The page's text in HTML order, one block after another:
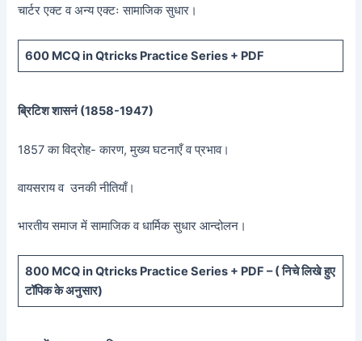
चार्टर एक्ट व अन्य एक्टः सामाजिक सुधार।
600 MCQ in Qtricks Practice Series + PDF
ब्रिटिश शासनं (1858-1947)
1857 का विद्रोह- कारण, मुख्य घटनाएँ व प्रभाव।
वायसराय व उनकी नीतियाँ।
भारतीय समाज में सामाजिक व धार्मिक सुधार आन्दोलन।
800 MCQ in Qtricks Practice Series + PDF – (निचे लिखे हुए
टॉपिक के अनुसार)